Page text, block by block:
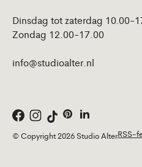
Dinsdag tot zaterdag 10.00-
Zondag 12.00-17.00
info@studioalter.nl
© Copyright 2026 Studio AlterRSS-